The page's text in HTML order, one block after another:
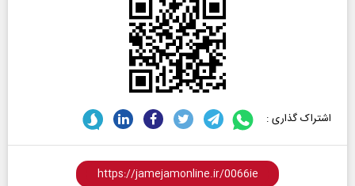
اشتراک گذاری :